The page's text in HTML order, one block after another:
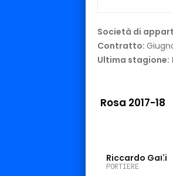
Società di
Contratto:
Ultima stagione:
Rosa 2017-18
22
Riccardo Galli
PORTIERE